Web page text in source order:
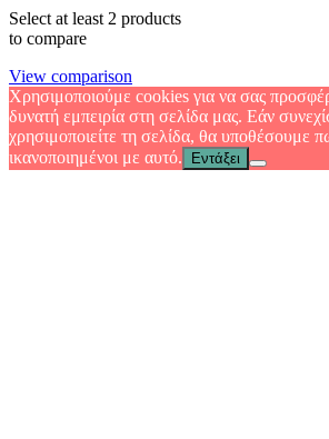
Select at least 2 products
to compare
View comparison
Χρησιμοποιούμε cookies για να σας
δυνατή εμπειρία στη σελίδα μας. Εάν
χρησιμοποιείτε τη σελίδα, θα υποθέσουμε
ικανοποιημένοι με αυτό.
Εντάξει